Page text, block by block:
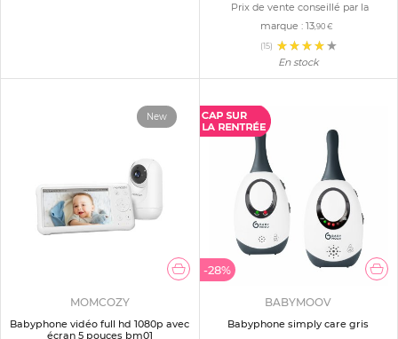
Prix de vente conseillé par la
marque : 13,90 €
(15)
En stock
New
MOMCOZY
Babyphone vidéo full hd 1080p avec
écran 5 pouces bm01
-28%
BABYMOOV
Babyphone simply care gris